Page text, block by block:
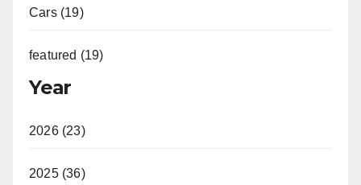
Cars (19)
featured (19)
Year
2026 (23)
2025 (36)